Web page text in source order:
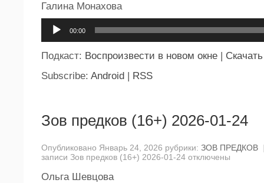
Галина Монахова
00:00
Подкаст: Воспроизвести в новом окне
Скачать
Subscribe: Android RSS
Зов предков (16+) 2026-01-24
Опубликовано Январь 24, 2026 рубрики: ЗОВ ПРЕДКОВ
записи Зов предков (16+) 2026-01-24 отключены
Ольга Шевцова